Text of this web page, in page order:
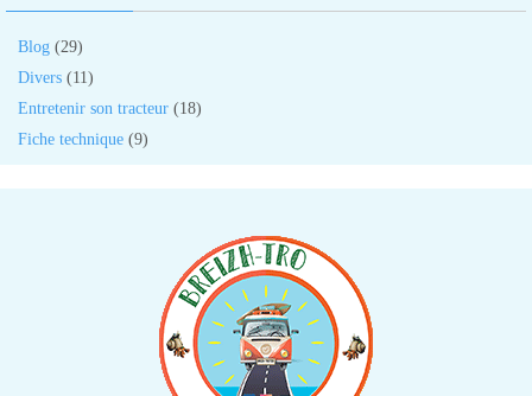
Blog (29)
Divers (11)
Entretenir son tracteur (18)
Fiche technique (9)